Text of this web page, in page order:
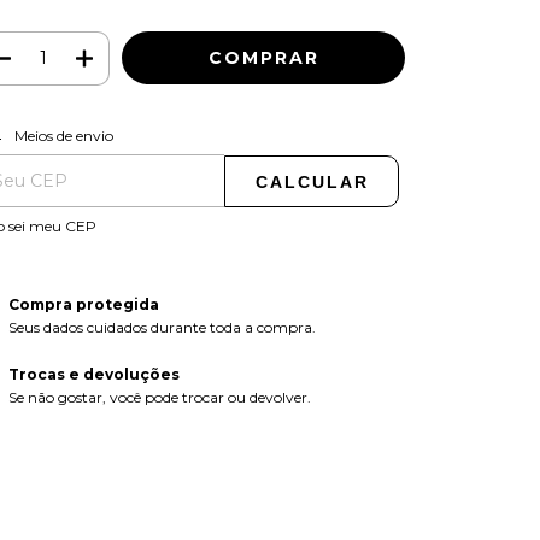
para o CEP:
Meios de envio
CALCULAR
sei meu CEP
Compra protegida
Seus dados cuidados durante toda a compra.
Trocas e devoluções
Se não gostar, você pode trocar ou devolver.